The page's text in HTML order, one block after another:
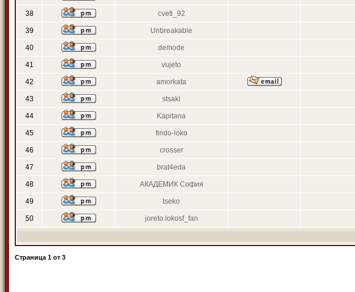
38 cveti_92
39 Unbreakable
40 demode
41 vujeto
42 amorkata
43 stsaki
44 Kapitana
45 findo-loko
46 crosser
47 brat4eda
48 АКАДЕМИК София
49 tseko
50 joreto.lokosf_fan
Страница 1 от 3